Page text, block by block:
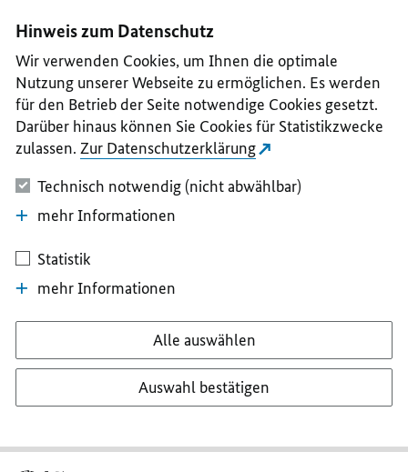
II
III
IV
V
Hinweis zum Datenschutz
Wir verwenden Cookies, um Ihnen die optimale
Nutzung unserer Webseite zu ermöglichen. Es werden
für den Betrieb der Seite notwendige Cookies gesetzt.
Darüber hinaus können Sie Cookies für Statistikzwecke
zulassen. Zur Datenschutzerklärung
Technisch notwendig (nicht abwählbar)
mehr Informationen
Statistik
mehr Informationen
Alle auswählen
Auswahl bestätigen